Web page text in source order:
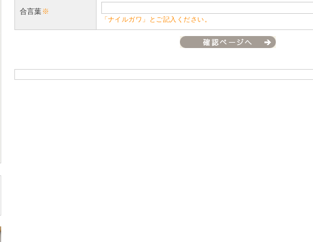
合言葉※
「ナイルガワ」とご記入ください。